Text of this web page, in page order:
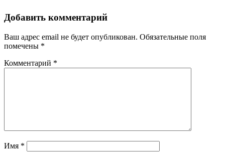
Добавить комментарий
Ваш адрес email не будет опубликован. Обязательные поля
помечены *
Комментарий *
Имя *